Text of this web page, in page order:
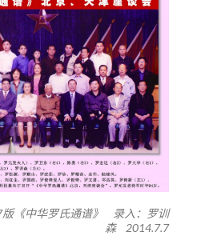
版《中华罗氏通谱》 录入：罗训
森 2014.7.7